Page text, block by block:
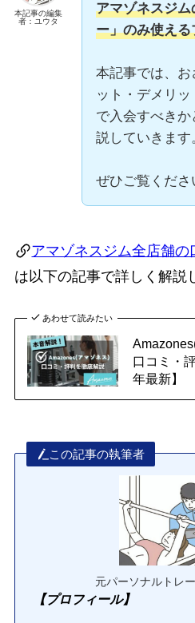
本記事の編集
者：ユウタ
アマゾネスジ
ー」のみ使える
本記事では、お
ット・デメリ
で入会すべき
説していきます
ぜひご覧くださ
アマゾネスジム全店舗の
は以下の記事で詳しく解説
あわせて読みたい
口コミ・
年最新】
この記事の執筆者
元パーソナルトレ
【プロフィール】